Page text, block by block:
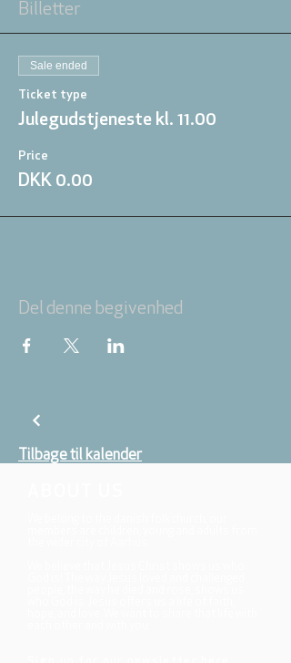
Billetter
Sale ended
Ticket type
Julegudstjeneste kl. 11.00
Price
DKK 0.00
Del denne begivenhed
Tilbage til kalender